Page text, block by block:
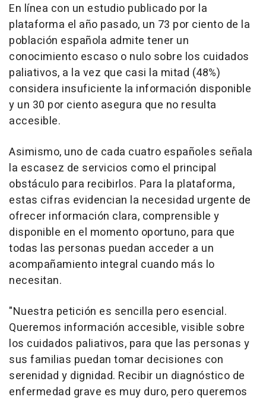
En línea con un estudio publicado por la
plataforma el año pasado, un 73 por ciento de la
población española admite tener un
conocimiento escaso o nulo sobre los cuidados
paliativos, a la vez que casi la mitad (48%)
considera insuficiente la información disponible
y un 30 por ciento asegura que no resulta
accesible.
Asimismo, uno de cada cuatro españoles señala
la escasez de servicios como el principal
obstáculo para recibirlos. Para la plataforma,
estas cifras evidencian la necesidad urgente de
ofrecer información clara, comprensible y
disponible en el momento oportuno, para que
todas las personas puedan acceder a un
acompañamiento integral cuando más lo
necesitan.
"Nuestra petición es sencilla pero esencial.
Queremos información accesible, visible sobre
los cuidados paliativos, para que las personas y
sus familias puedan tomar decisiones con
serenidad y dignidad. Recibir un diagnóstico de
enfermedad grave es muy duro, pero queremos